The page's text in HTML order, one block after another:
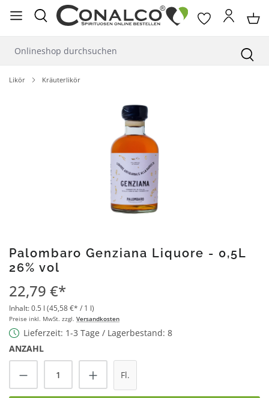
springen
Likör Kräuterlikör
Palombaro Genziana Liquore - 0,5L
26% vol
22,79 €*
Inhalt:0.5 l (45,58 €* / 1 l)
Preise inkl. MwSt. zzgl. Versandkosten
Lieferzeit: 1-3 Tage / Lagerbestand: 8
ANZAHL
Produkt Anzahl: Gib den gewünschten
Fl.